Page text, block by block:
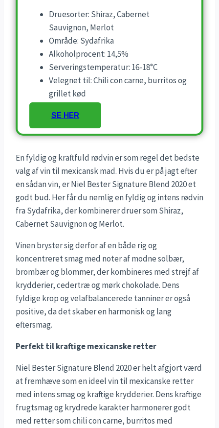
Druesorter: Shiraz, Cabernet
Sauvignon, Merlot
Område: Sydafrika
Alkoholprocent: 14,5%
Serveringstemperatur: 16-18°C
Velegnet til: Chili con carne, burritos og
grillet kød
SE HER
En fyldig og kraftfuld rødvin er som regel det bedste
valg af vin til mexicansk mad. Hvis du er på jagt efter
en sådan vin, er Niel Bester Signature Blend 2020 et
godt bud. Her får du nemlig en fyldig og intens rødvin
fra Sydafrika, der kombinerer druer som Shiraz,
Cabernet Sauvignon og Merlot.
Vinen bryster sig derfor af en både rig og
koncentreret smag med noter af modne solbær,
brombær og blommer, der kombineres med strejf af
krydderier, cedertræ og mørk chokolade. Dens
fyldige krop og velafbalancerede tanniner er også
positive, da det skaber en harmonisk og lang
eftersmag.
Perfekt til kraftige mexicanske retter
Niel Bester Signature Blend 2020 er helt afgjort værd
at fremhæve som en ideel vin til mexicanske retter
med intens smag og kraftige krydderier. Dens kraftige
frugtsmag og krydrede karakter harmonerer godt
med retter som chili con carne, burritos med